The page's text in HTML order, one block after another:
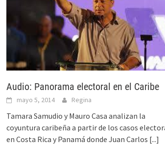
Audio: Panorama electoral en el Caribe
mayo 5, 2014 Regina
Tamara Samudio y Mauro Casa analizan la
coyuntura caribeña a partir de los casos
en Costa Rica y Panamá donde Juan Carlos [...]